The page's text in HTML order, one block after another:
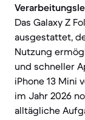
Das Galaxy Z
ausgestattet,
Nutzung
und schneller
iPhone 13 Mini
im Jahr 2026
alltägliche